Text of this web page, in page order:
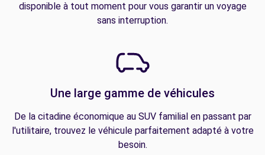
disponible à tout moment pour vous garantir un voyage
sans interruption.
Une large gamme de véhicules
De la citadine économique au SUV familial en passant par
l'utilitaire, trouvez le véhicule parfaitement adapté à votre
besoin.